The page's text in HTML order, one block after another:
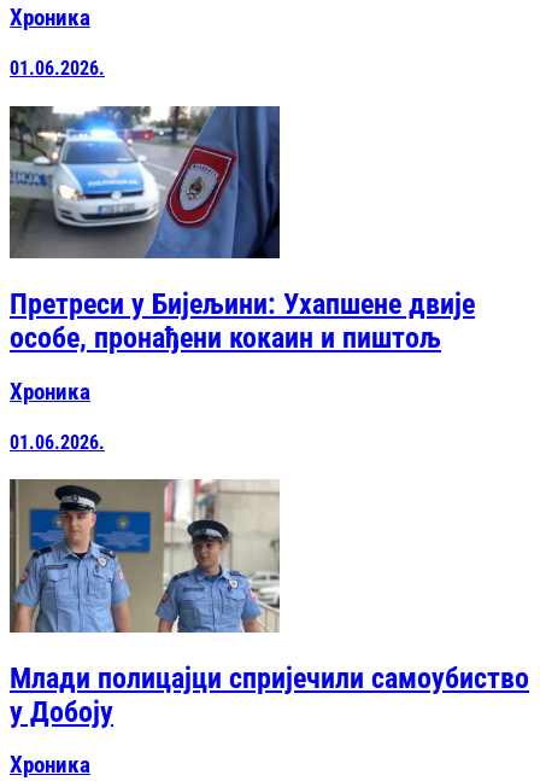
Хроника
01.06.2026.
Претреси у Бијељини: Ухапшене двије
особе, пронађени кокаин и пиштољ
Хроника
01.06.2026.
Млади полицајци спријечили самоубиство
у Добоју
Хроника